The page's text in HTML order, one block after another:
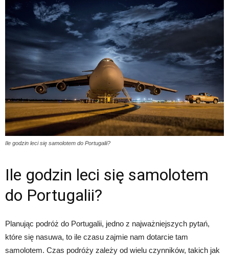
Ile godzin leci się samolotem do Portugalii?
Ile godzin leci się samolotem
do Portugalii?
Planując podróż do Portugalii, jedno z najważniejszych pytań,
które się nasuwa, to ile czasu zajmie nam dotarcie tam
samolotem. Czas podróży zależy od wielu czynników, takich jak